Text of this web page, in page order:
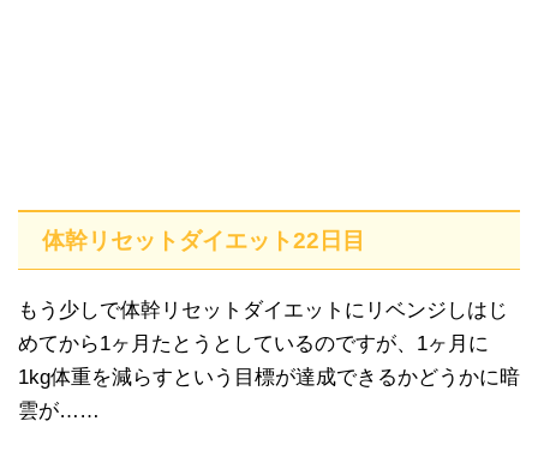
体幹リセットダイエット22日目
もう少しで体幹リセットダイエットにリベンジしはじ
めてから1ヶ月たとうとしているのですが、1ヶ月に
1kg体重を減らすという目標が達成できるかどうかに暗
雲が……